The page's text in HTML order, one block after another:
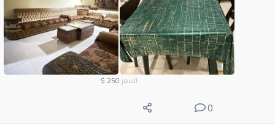
السعر 250
$
0